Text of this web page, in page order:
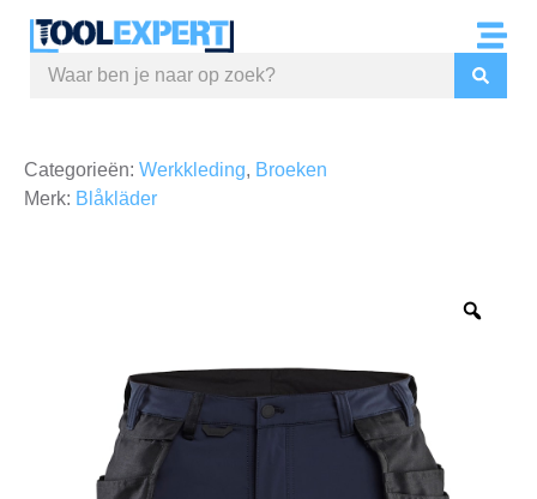
Categorieën: Werkkleding, Broeken
Merk: Blåkläder